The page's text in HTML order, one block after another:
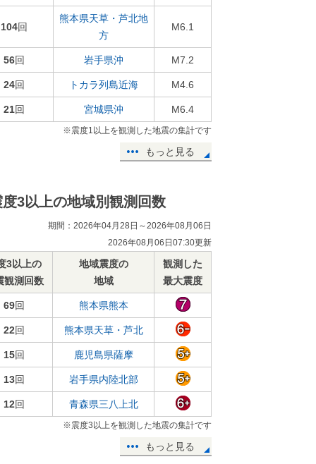
104回
熊本県天草・芦北地
方
M6.1
56回 岩手県沖 M7.2
24回 トカラ列島近海 M4.6
21回 宮城県沖 M6.4
※震度1以上を観測した地震の集計です
もっと見る
度3以上の地域別観測回数
期間：2026年04月28日～2026年08月06日
2026年08月06日07:30更新
3以上の
観測回数
地域震度の
地域
観測した
最大震度
69回 熊本県熊本
22回 熊本県天草・芦北
15回 鹿児島県薩摩
13回 岩手県内陸北部
12回 青森県三八上北
※震度3以上を観測した地震の集計です
もっと見る